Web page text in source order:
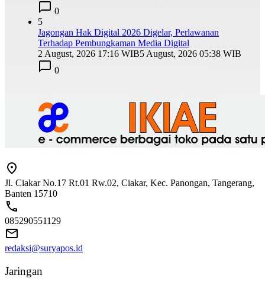
0
5
Jagongan Hak Digital 2026 Digelar, Perlawanan
Terhadap Pembungkaman Media Digital
2 August, 2026 17:16 WIB5 August, 2026 05:38 WIB
0
Jl. Ciakar No.17 Rt.01 Rw.02, Ciakar, Kec. Panongan, Tangerang,
Banten 15710
085290551129
redaksi@suryapos.id
Jaringan